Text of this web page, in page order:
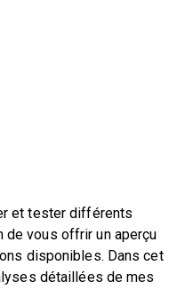
et tester différents
de vous offrir un aperçu
disponibles. Dans cet
détaillées de mes